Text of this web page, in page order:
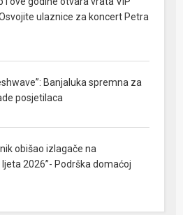
ulaznice za koncert Petra
Banjaluka spremna za
posjetilaca
obišao izlagače na
2026”- Podrška domaćoj